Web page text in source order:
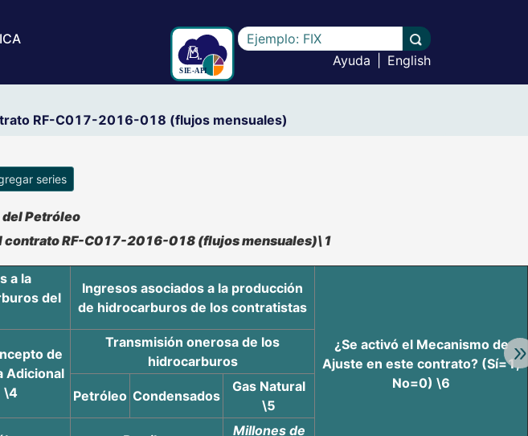
Escriba el texto a buscar
Llevar a cabo la
Ayuda
English
RF-C017-2016-018 (flujos mensuales)
series
XLS
del Petróleo
contrato RF-C017-2016-018 (flujos mensuales)\1
a la
del
Ingresos asociados a la producción
de hidrocarburos de los contratistas
¿Se activó el Mecanismo de
Ajuste en este contrato? (Sí=1,
No=0) \6
de
Adicional
\4
Transmisión onerosa de los
hidrocarburos
Petróleo Condensados
Gas Natural
\5
Millones de